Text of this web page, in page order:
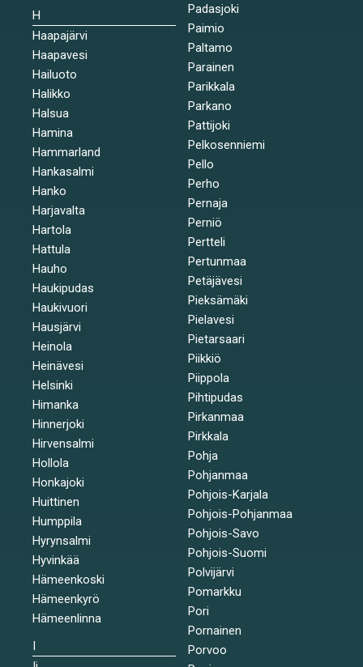
H
Haapajärvi
Haapavesi
Hailuoto
Halikko
Halsua
Hamina
Hammarland
Hankasalmi
Hanko
Harjavalta
Hartola
Hattula
Hauho
Haukipudas
Haukivuori
Hausjärvi
Heinola
Heinävesi
Helsinki
Himanka
Hinnerjoki
Hirvensalmi
Hollola
Honkajoki
Huittinen
Humppila
Hyrynsalmi
Hyvinkää
Hämeenkoski
Hämeenkyrö
Hämeenlinna
I
Padasjoki
Paimio
Paltamo
Parainen
Parikkala
Parkano
Pattijoki
Pelkosenniemi
Pello
Perho
Pernaja
Perniö
Pertteli
Pertunmaa
Petäjävesi
Pieksämäki
Pielavesi
Pietarsaari
Piikkiö
Piippola
Pihtipudas
Pirkanmaa
Pirkkala
Pohja
Pohjanmaa
Pohjois-Karjala
Pohjois-Pohjanmaa
Pohjois-Savo
Pohjois-Suomi
Polvijärvi
Pomarkku
Pori
Pornainen
Porvoo